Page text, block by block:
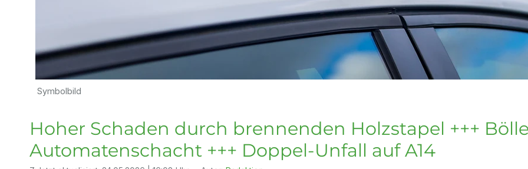
Symbolbild
Hoher Schaden durch brennenden Holzstapel +++
Automatenschacht +++ Doppel-Unfall auf A14